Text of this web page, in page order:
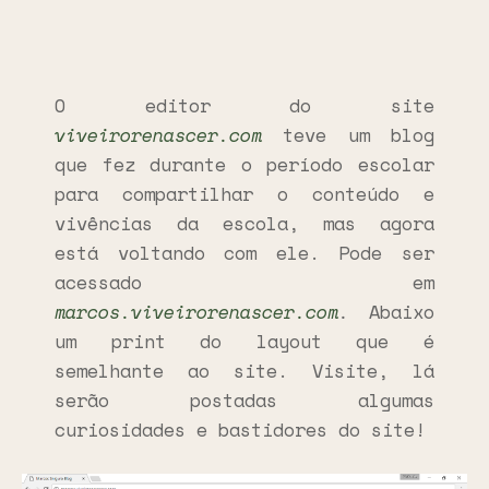
O editor do site
viveirorenascer.com teve um blog
que fez durante o período escolar
para compartilhar o conteúdo e
vivências da escola, mas agora
está voltando com ele. Pode ser
acessado em
marcos.viveirorenascer.com. Abaixo
um print do layout que é
semelhante ao site. Visite, lá
serão postadas algumas
curiosidades e bastidores do site!